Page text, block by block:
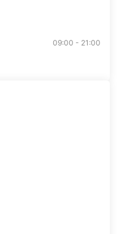
09:00 - 21:00